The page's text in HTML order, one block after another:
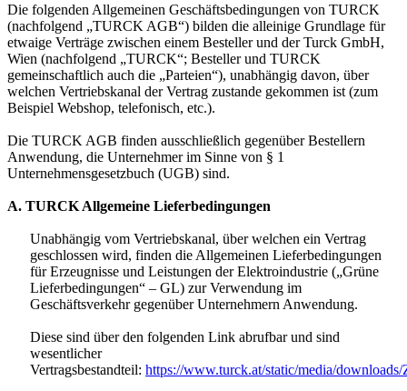
Die folgenden Allgemeinen Geschäftsbedingungen von TURCK
(nachfolgend „TURCK AGB“) bilden die alleinige Grundlage für
etwaige Verträge zwischen einem Besteller und der Turck GmbH,
Wien (nachfolgend „TURCK“; Besteller und TURCK
gemeinschaftlich auch die „Parteien“), unabhängig davon, über
welchen Vertriebskanal der Vertrag zustande gekommen ist (zum
Beispiel Webshop, telefonisch, etc.).
Die TURCK AGB finden ausschließlich gegenüber Bestellern
Anwendung, die Unternehmer im Sinne von § 1
Unternehmensgesetzbuch (UGB) sind.
A. TURCK Allgemeine Lieferbedingungen
Unabhängig vom Vertriebskanal, über welchen ein Vertrag
geschlossen wird, finden die Allgemeinen Lieferbedingungen
für Erzeugnisse und Leistungen der Elektroindustrie („Grüne
Lieferbedingungen“ – GL) zur Verwendung im
Geschäftsverkehr gegenüber Unternehmern Anwendung.
Diese sind über den folgenden Link abrufbar und sind
wesentlicher
Vertragsbestandteil: https://www.turck.at/static/media/